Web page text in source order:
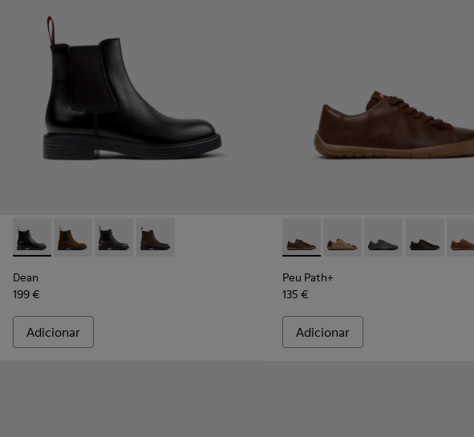
Dean - K300492-001 - Botins de pele pretos Para homem.
Dean - K300492-007
Dean - K300492-005
Dean - K300492-004
Dean
199 €
Adicionar
Peu Path+ - K101114-011 -
Peu Path+ - K101114-
Peu Path+ -Peu Path+ -
Peu Path+
135 €
Adicionar